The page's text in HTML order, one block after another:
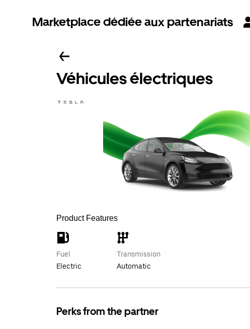
Marketplace dédiée aux partenariats
Véhicules électriques
Product Features
Fuel
Electric
Transmission
Automatic
Perks from the partner